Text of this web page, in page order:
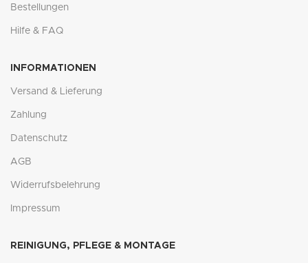
Bestellungen
Hilfe & FAQ
INFORMATIONEN
Versand & Lieferung
Zahlung
Datenschutz
AGB
Widerrufsbelehrung
Impressum
REINIGUNG, PFLEGE & MONTAGE